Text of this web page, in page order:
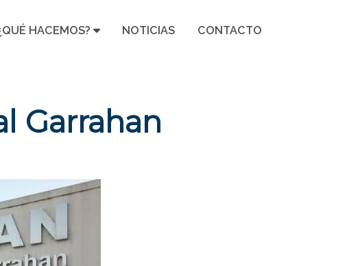
HACEMOS? NOTICIAS CONTACTO
Garrahan